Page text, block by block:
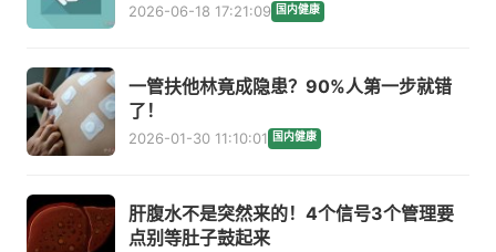
2026-06-18 17:21:09 国内健康
一管扶他林竟成隐患？90%人第一步就错
了！
2026-01-30 11:10:01 国内健康
肝腹水不是突然来的！4个信号3个管理要
点别等肚子鼓起来